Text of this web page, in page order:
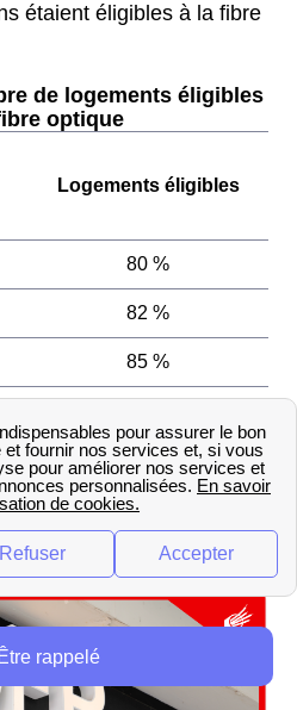
étaient éligibles à la fibre
de logements éligibles à
optique
Logements éligibles
80 %
82 %
85 %
93 %
à Levallois-
Être rappelé